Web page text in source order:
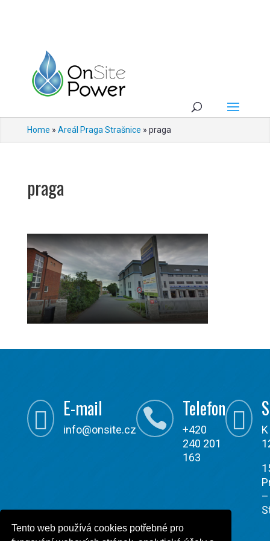
Tento web používá cookies potřebné pro
Home » Areál Praga Strašnice » praga
praga
 E-mail
info@onsite.cz  Telefon
+420
240 201
163

–